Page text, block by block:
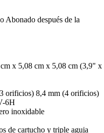
Abonado después de la
x 5,08 cm x 5,08 cm (3,9" x
orificios) 8,4 mm (4 orificios)
6H
inoxidable
de cartucho y triple aguja